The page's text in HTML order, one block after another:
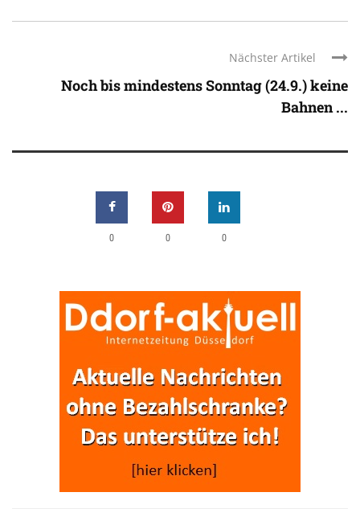
Nächster Artikel
Noch bis mindestens Sonntag (24.9.) keine
Bahnen ...
0 0 0